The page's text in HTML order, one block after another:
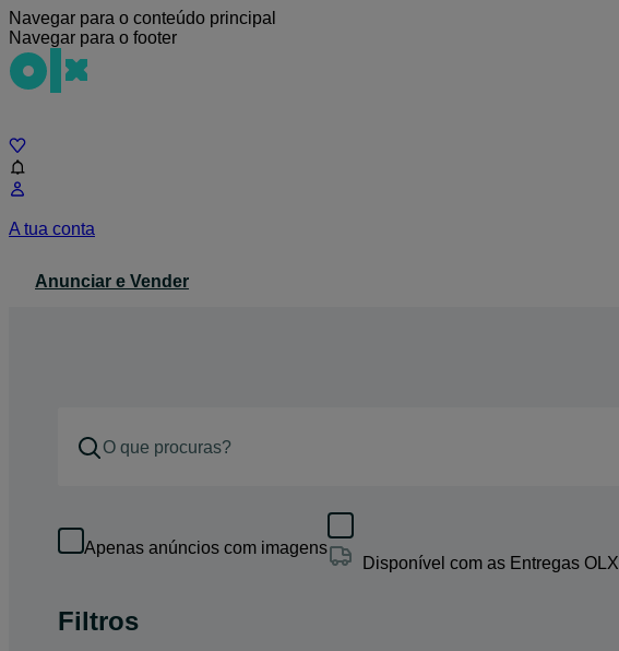
Navegar para o conteúdo principal
Navegar para o footer
A tua conta
Anunciar e Vender
Apenas anúncios com imagens
Disponível com as Entregas OLX
Filtros